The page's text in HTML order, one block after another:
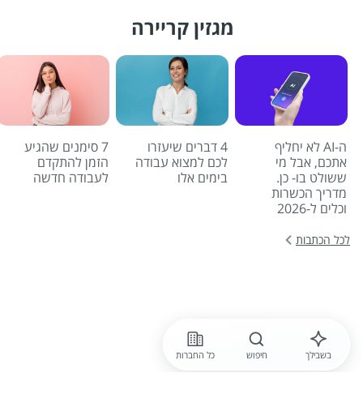
מגזין קריירה
ה-AI לא יחליף
אתכם, אבל מי
ששולט בו- כן.
מדריך הכשרות
וכלים ל-2026
4 דברים שיעזרו
לכם למצוא עבודה
בימים אלו
7 סימנים שהגיע
הזמן להתקדם
לעבודה חדשה
לכל הכתבות
בשבילך חיפוש כל החברות